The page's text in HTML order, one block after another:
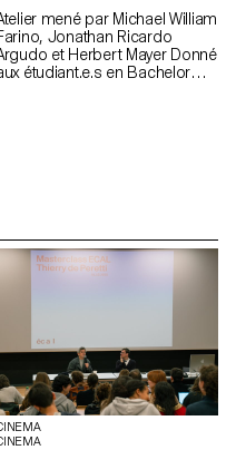
systèmes visuels
qui se
selon des règles
tout en conservant
mené par Michael William
Jonathan Ricardo
et Herbert Mayer Donné
étudiant.e.s en Bachelor